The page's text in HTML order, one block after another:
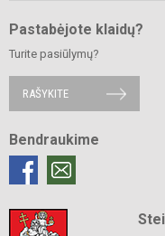
Pastabėjote klaidų?
Turite pasiūlymų?
RAŠYKITE
Bendraukime